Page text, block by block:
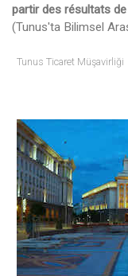
partir des résultats
(Tunus'ta Bilimsel
Tunus Ticaret Müşavirliği